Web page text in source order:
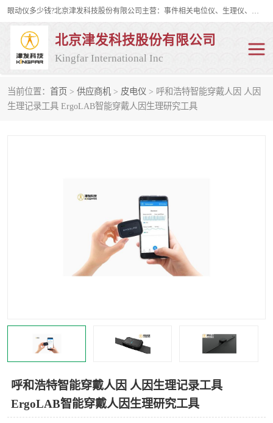
眼动仪多少钱?北京津发科技股份有限公司主营：事件相关电位仪、生理仪、肌电仪、脑电仪、皮电仪、眼动仪；是国家级高新技术企业、科技部认定的科技型中小企业和中关村高新技术企业，具备保密资格，具备自主进出口经营权；自主研发技术、产品与服务荣获多项省部级科学技术奖励、国家发明专利、国家软件著作权和省部级新技术新产品（服务）认证。
北京津发科技股份有限公司
Kingfar International Inc
当前位置： 首页 > 供应商机 > 皮电仪 > 呼和浩特智能穿戴人因 人因
生理记录工具 ErgoLAB智能穿戴人因生理研究工具
呼和浩特智能穿戴人因 人因生理记录工具
ErgoLAB智能穿戴人因生理研究工具
皮电仪 脑电仪
行为观察与表情分析 动作捕捉与生物力学
人机交互实验室
神经营销与消费行为实验 车俩与驾驶模拟